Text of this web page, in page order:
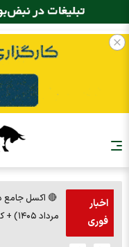
اخبار
فوری
مرداد ۱۴۰۵) + کلیک کنید